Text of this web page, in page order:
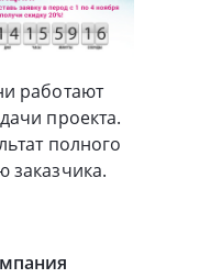
работают
проекта.
полного
заказчика.